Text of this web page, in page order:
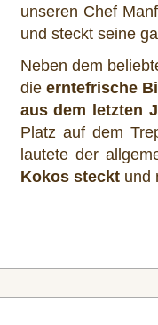
unseren Chef
und steckt seine
Neben dem
die erntefrische
aus dem letzten
Platz auf dem
lautete der
Kokos stecktund